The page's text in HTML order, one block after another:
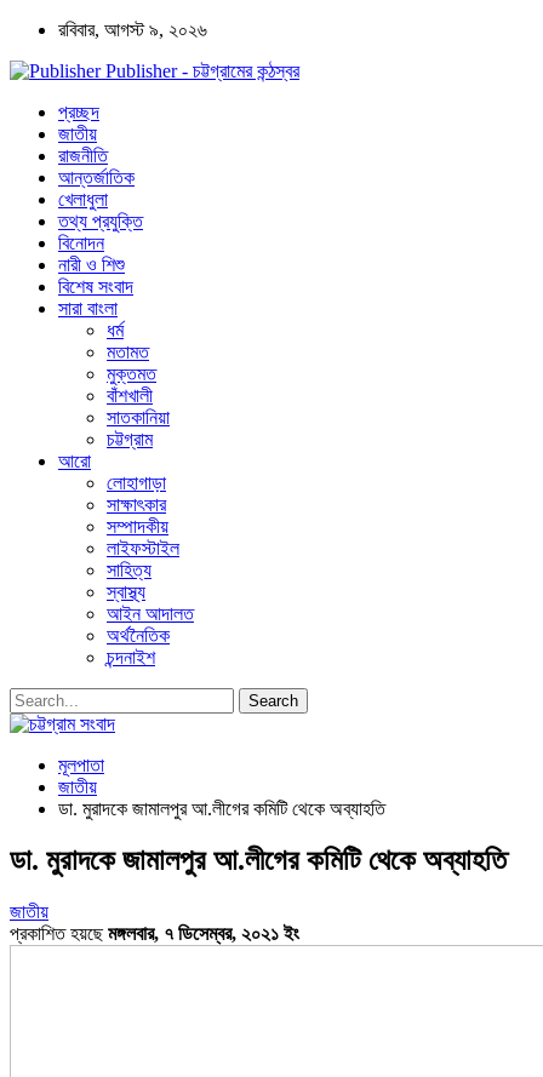
রবিবার, আগস্ট ৯, ২০২৬
Publisher - চট্টগ্রামের কন্ঠস্বর
প্রচ্ছদ
জাতীয়
রাজনীতি
আন্তর্জাতিক
খেলাধুলা
তথ্য প্রযুক্তি
বিনোদন
নারী ও শিশু
বিশেষ সংবাদ
সারা বাংলা
ধর্ম
মতামত
মুক্তমত
বাঁশখালী
সাতকানিয়া
চট্টগ্রাম
আরো
লোহাগাড়া
সাক্ষাৎকার
সম্পাদকীয়
লাইফস্টাইল
সাহিত্য
স্বাস্থ্য
আইন আদালত
অর্থনৈতিক
চন্দনাইশ
মূলপাতা
জাতীয়
ডা. মুরাদকে জামালপুর আ.লীগের কমিটি থেকে অব্যাহতি
ডা. মুরাদকে জামালপুর আ.লীগের কমিটি থেকে অব্যাহতি
জাতীয়
প্রকাশিত হয়ছেমঙ্গলবার, ৭ ডিসেম্বর, ২০২১ ইং